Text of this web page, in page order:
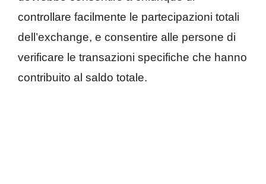
controllare facilmente le partecipazioni totali
dell’exchange, e consentire alle persone di
verificare le transazioni specifiche che hanno
contribuito al saldo totale.